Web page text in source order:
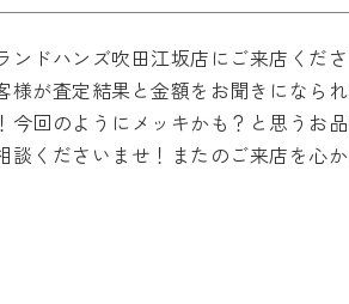
ンドハンズ吹田江坂店にご来店くだ
様が査定結果と金額をお聞きになら
今回のようにメッキかも？と思うお
談くださいませ！またのご来店を心